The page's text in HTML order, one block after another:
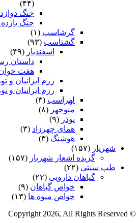
(۴۴)
جنگ
جنگ
گرشاسپ (۱)
گشتاسب (۹۳)
اسفندیار (۴۹)
داستان
هفت خوان
رزم ایرانیان و
رزم ایرانیان و
لهراسب (۳)
منوچهر (۸)
نوذر (۹)
هماى چهرزاد (۳)
هوشنگ (۳)
شهریار (۱۵۷)
گزیده اشعار شهریار (۱۵۷)
طب سنتی (۲۲)
گیاهان دارویی (۲۲)
خواص گیاهان (۹)
خواص میوه ها (۱۳)
© Copyright 2026, All Rights Reserved